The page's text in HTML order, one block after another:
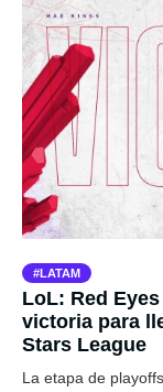
LATAM
LoL: Red
victoria para
Stars League
La etapa de